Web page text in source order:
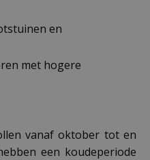
en
met hogere
vanaf oktober tot en
een koudeperiode